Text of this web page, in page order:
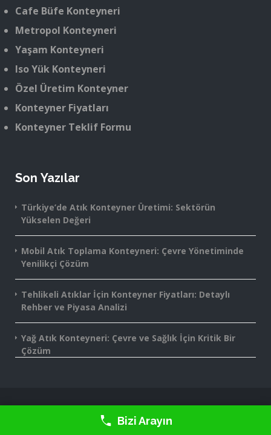
Cafe Büfe Konteyneri
Metropol Konteyneri
Yaşam Konteyneri
Iso Yük Konteyneri
Özel Üretim Konteyner
Konteyner Fiyatları
Konteyner Teklif Formu
Son Yazılar
Türkiye’de Atık Konteyner Üretimi: Sektörün
Yükselen Değeri
Mobil Atık Toplama Konteyneri: Çevre Yönetiminde
Yenilikçi Çözüm
Tehlikeli Atıklar İçin Konteyner Fiyatları: Detaylı
Rehber ve Piyasa Analizi
Yağ Atık Konteyneri: Çevre ve Sağlık İçin Kritik Bir
Çözüm
2016-2025 Monte Grup® - Tüm Hakları Saklıdır.
Bizi Arayın